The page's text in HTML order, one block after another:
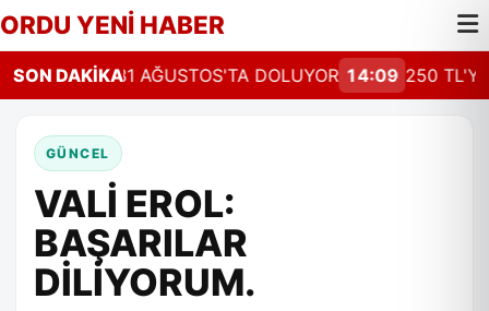
ORDU YENİ HABER
SON DAKİKA
SÜRE 31 AĞUSTOS'TA DOLUYOR 14:09 250 TL'YE
GÜNCEL
VALİ EROL:
BAŞARILAR
DİLİYORUM.